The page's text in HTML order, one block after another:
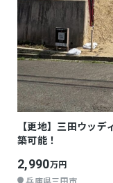
【更地】三田ウッ
築可能！
2,990万円
兵庫県三田市